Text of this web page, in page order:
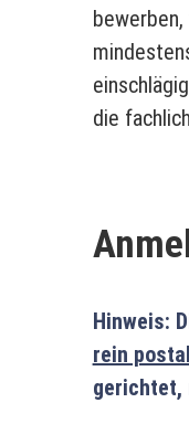
die
Hinweis:
rein
gerichtet,